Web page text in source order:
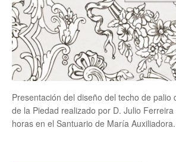
Presentación del diseño del techo de palio
de la Piedad realizado por D. Julio
horas en el Santuario de María Auxiliadora.